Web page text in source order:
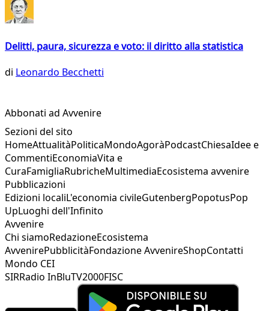
Delitti, paura, sicurezza e voto: il diritto alla statistica
di Leonardo Becchetti
Abbonati ad Avvenire
Sezioni del sito
HomeAttualitàPoliticaMondoAgoràPodcastChiesaIdee e
CommentiEconomiaVita e
CuraFamigliaRubricheMultimediaEcosistema avvenire
Pubblicazioni
Edizioni localiL'economia civileGutenbergPopotusPop
UpLuoghi dell'Infinito
Avvenire
Chi siamoRedazioneEcosistema
AvvenirePubblicitàFondazione AvvenireShopContatti
Mondo CEI
SIRRadio InBluTV2000FISC